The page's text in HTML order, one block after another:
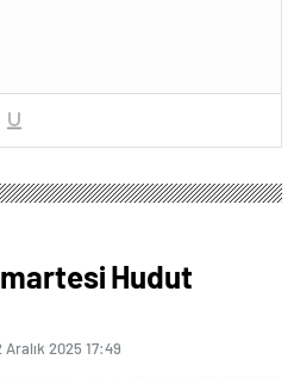
Hudut
Aralık 2025 17:49